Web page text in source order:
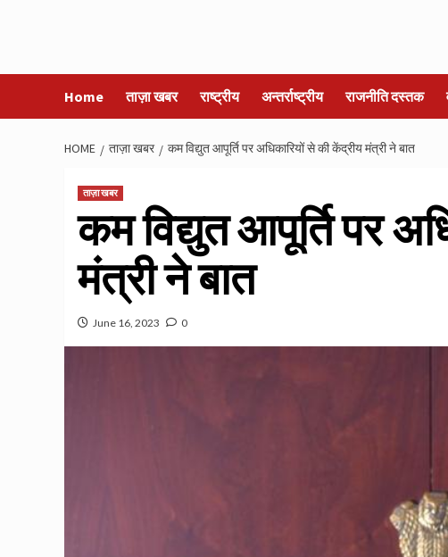
Home ताज़ा खबर राष्ट्रीय अन्तर्राष्ट्रीय राजनीति दस्तक
HOME ताज़ा खबर कम विद्युत आपूर्ति पर अधिकारियों से की केंद्रीय मंत्री ने बात
ताज़ा खबर
कम विद्युत आपूर्ति पर
मंत्री ने बात
June 16, 2023 0